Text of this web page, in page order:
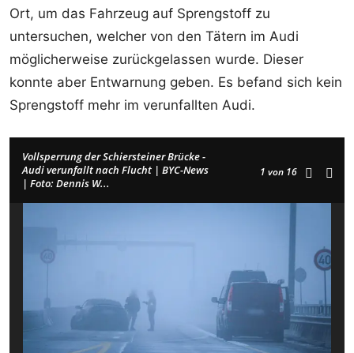
Ort, um das Fahrzeug auf Sprengstoff zu
untersuchen, welcher von den Tätern im Audi
möglicherweise zurückgelassen wurde. Dieser
konnte aber Entwarnung geben. Es befand sich kein
Sprengstoff mehr im verunfallten Audi.
Vollsperrung der Schiersteiner Brücke -
Audi verunfallt nach Flucht | BYC-News
| Foto: Dennis W...
1 von 16